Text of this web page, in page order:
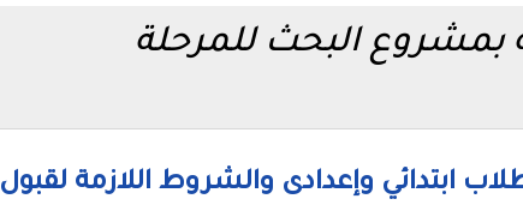
بمشروع البحث للمرحلة
ابتدائي وإعدادى والشروط اللازمة لقبول